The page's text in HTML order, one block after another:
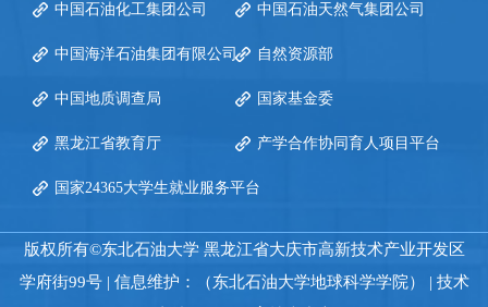
中国石油化工集团公司 中国石油天然气集团公司
中国海洋石油集团有限公司 自然资源部
中国地质调查局 国家基金委
黑龙江省教育厅 产学合作协同育人项目平台
国家24365大学生就业服务平台
版权所有©东北石油大学 黑龙江省大庆市高新技术产业开发区
学府街99号 | 信息维护：（东北石油大学地球科学学院） | 技术